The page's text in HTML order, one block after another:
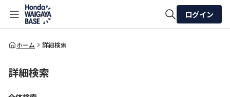
全体検索
ログイン
ホーム 詳細検索
詳細検索